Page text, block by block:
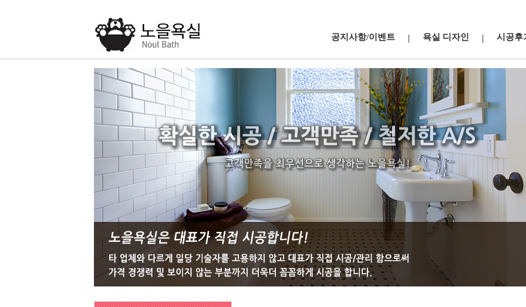
공지사항/이벤트 욕실 디자인 시공후